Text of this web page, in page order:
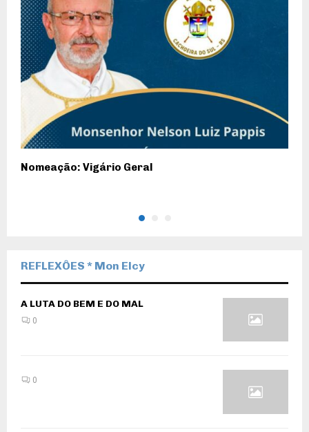
Nomeação: Vigário Geral
REFLEXÔES * Mon Elcy
A LUTA DO BEM E DO MAL
0
0